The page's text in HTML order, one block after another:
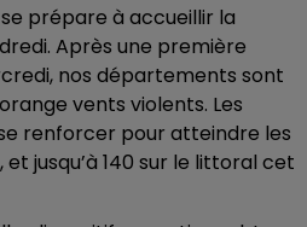
prépare à accueillir la
Après une première
nos départements sont
vents violents. Les
renforcer pour atteindre les
jusqu’à 140 sur le littoral cet